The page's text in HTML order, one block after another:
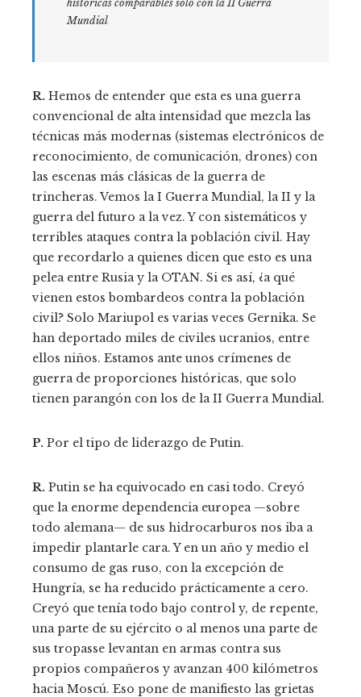
históricas comparables solo con la II Guerra
Mundial
R. Hemos de entender que esta es una guerra
convencional de alta intensidad que mezcla las
técnicas más modernas (sistemas electrónicos de
reconocimiento, de comunicación, drones) con
las escenas más clásicas de la guerra de
trincheras. Vemos la I Guerra Mundial, la II y la
guerra del futuro a la vez. Y con sistemáticos y
terribles ataques contra la población civil. Hay
que recordarlo a quienes dicen que esto es una
pelea entre Rusia y la OTAN. Si es así, ¿a qué
vienen estos bombardeos contra la población
civil? Solo Mariupol es varias veces Gernika. Se
han deportado miles de civiles ucranios, entre
ellos niños. Estamos ante unos crímenes de
guerra de proporciones históricas, que solo
tienen parangón con los de la II Guerra Mundial.
P. Por el tipo de liderazgo de Putin.
R. Putin se ha equivocado en casi todo. Creyó
que la enorme dependencia europea —sobre
todo alemana— de sus hidrocarburos nos iba a
impedir plantarle cara. Y en un año y medio el
consumo de gas ruso, con la excepción de
Hungría, se ha reducido prácticamente a cero.
Creyó que tenía todo bajo control y, de repente,
una parte de su ejército o al menos una parte de
sus tropasse levantan en armas contra sus
propios compañeros y avanzan 400 kilómetros
hacia Moscú. Eso pone de manifiesto las grietas